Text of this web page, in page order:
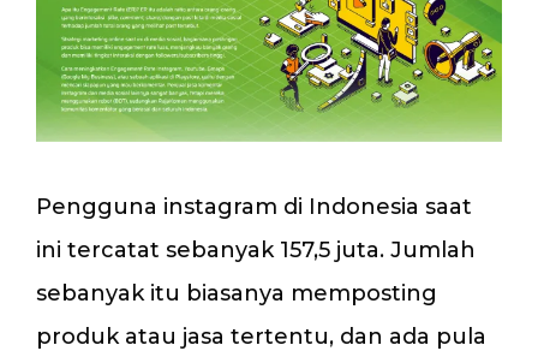
Pengguna instagram di Indonesia saat
ini tercatat sebanyak 157,5 juta. Jumlah
sebanyak itu biasanya memposting
produk atau jasa tertentu, dan ada pula